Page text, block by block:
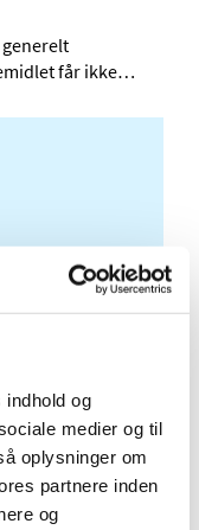
og
medier og til
oplysninger om
partnere inden
og
får ikke…